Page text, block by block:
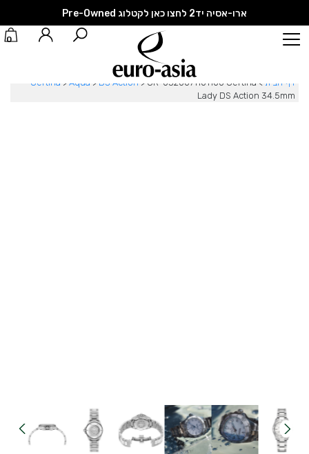
ארו-אסיה יד2 לחצו כאן לקטלוג Pre-Owned
0
דף הבית >
Certina > Aqua > DS Action > CR-0320071101100 Certina
Lady DS Action 34.5mm